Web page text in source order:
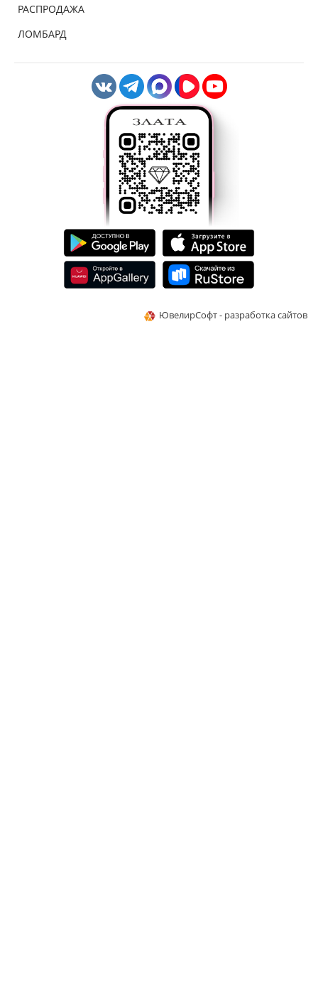
РАСПРОДАЖА
ЛОМБАРД
ЮвелирСофт - разработка сайтов